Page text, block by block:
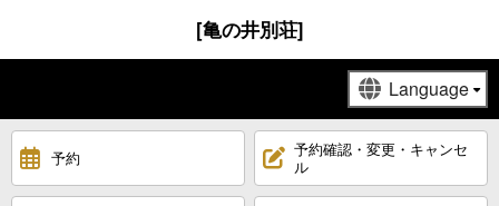
[亀の井別荘]
予約
予約確認・変更・キャンセ
ル